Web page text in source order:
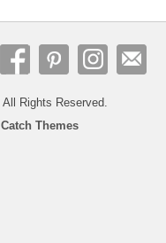
All Rights Reserved.
Catch Themes